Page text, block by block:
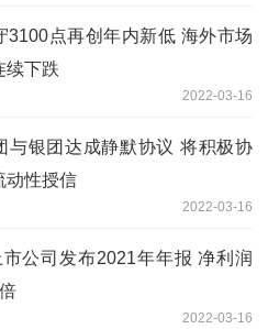
3100点再创年内新低 海外市场
续下跌
2022-03-16
与银团达成静默协议 将积极协
动性授信
2022-03-16
公司发布2021年年报 净利润
2022-03-16